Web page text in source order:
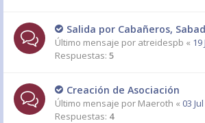
Salida por Cabañeros,
Último mensaje por atreidespb « 19
Respuestas: 5
Creación de Asociación
Último mensaje por Maeroth « 03
Respuestas: 4